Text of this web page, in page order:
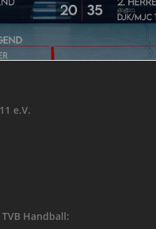
e.V.
Handball: